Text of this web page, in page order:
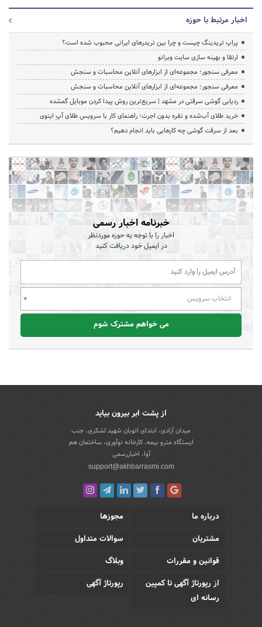
اخبار مرتبط با حوزه
پراپ تریدینگ چیست و چرا بین تریدرهای ایرانی محبوب شده است؟
ارتقا و بهینه سازی سایت وبرانو
معرفی سنجور؛ مجموعه‌ای از ابزارهای آنلاین محاسبات و سنجش
معرفی سنجور؛ مجموعه‌ای از ابزارهای آنلاین محاسبات و سنجش
ردیابی گوشی سرقتی در مشهد | سریع‌ترین روش پیدا کردن موبایل گمشده
خرید طلای آب‌شده و نقره بدون اجرت؛ راهنمای کار با سرویس طلای آپِ اینوی
بعد از سرقت گوشی چه کارهایی باید انجام دهیم؟
خبرنامه اخبار رسمی
اخبار را با توجه به حوزه موردنظر
در ایمیل خود دریافت کنید
انتخاب سرویس
می خواهم مشترک شوم
از پشت ابر بیرون بیاید
میدان آزادی، ابتدای اتوبان شهید لشکری، جنب
ایستگاه مترو بیمه، کارخانه نوآوری، ساختمان هم
آوا، اخباررسمی
support@akhbarrasmi.com
درباره ما
مجوزها
مشتریان
سوالات متداول
قوانین و مقررات
وبلاگ
از رپورتاژ آگهی تا کمپین
رسانه ای
رپورتاژ آگهی